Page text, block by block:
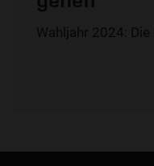
Wahljahr 2024: